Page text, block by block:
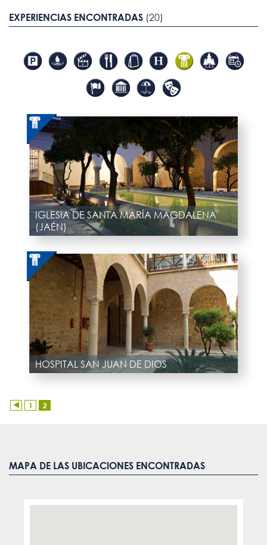
EXPERIENCIAS ENCONTRADAS (20)
IGLESIA DE SANTA MARÍA MAGDALENA
(JAÉN)
HOSPITAL SAN JUAN DE DIOS
1 2
MAPA DE LAS UBICACIONES ENCONTRADAS